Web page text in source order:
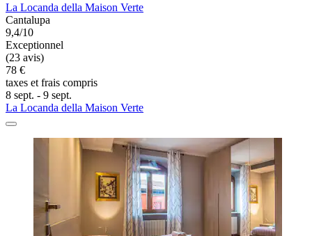
La Locanda della Maison Verte
Cantalupa
9,4/10
Exceptionnel
(23 avis)
78 €
taxes et frais compris
8 sept. - 9 sept.
La Locanda della Maison Verte